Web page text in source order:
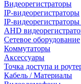
Видеорегистраторы
IP-видеорегистраторы
IP-
AHD
Сетевое оборудование
Коммутаторы
Аксессуары
Точка доступа и
Кабель / Материалы